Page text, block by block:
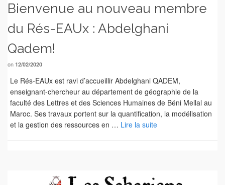
Bienvenue au nouveau membre
du Rés-EAUx : Abdelghani
Qadem!
on 12/02/2020
Le Rés-EAUx est ravi d’accueillir Abdelghani QADEM,
enseignant-chercheur au département de géographie de la
faculté des Lettres et des Sciences Humaines de Béni Mellal au
Maroc. Ses travaux portent sur la quantification, la modélisation
et la gestion des ressources en … Lire la suite